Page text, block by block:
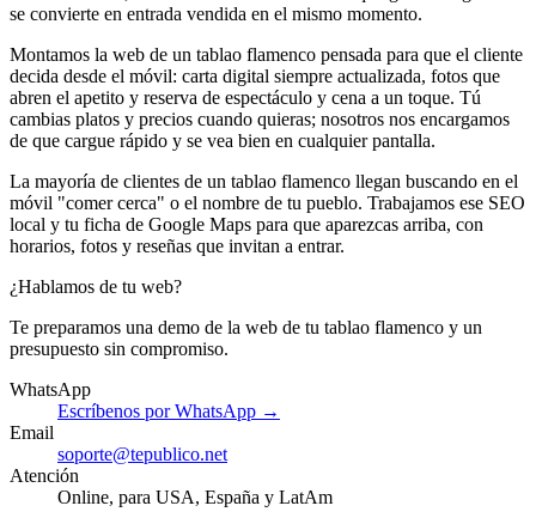
se convierte en entrada vendida en el mismo momento.
Montamos la web de un tablao flamenco pensada para que el cliente
decida desde el móvil: carta digital siempre actualizada, fotos que
abren el apetito y reserva de espectáculo y cena a un toque. Tú
cambias platos y precios cuando quieras; nosotros nos encargamos
de que cargue rápido y se vea bien en cualquier pantalla.
La mayoría de clientes de un tablao flamenco llegan buscando en el
móvil "comer cerca" o el nombre de tu pueblo. Trabajamos ese SEO
local y tu ficha de Google Maps para que aparezcas arriba, con
horarios, fotos y reseñas que invitan a entrar.
¿Hablamos de tu web?
Te preparamos una demo de la web de tu tablao flamenco y un
presupuesto sin compromiso.
WhatsApp
Escríbenos por WhatsApp →
Email
soporte@tepublico.net
Atención
Online, para USA, España y LatAm